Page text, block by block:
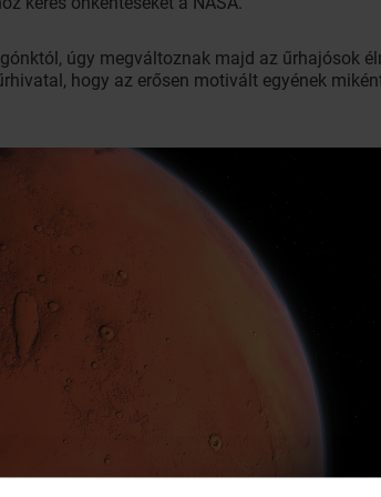
úgy megváltoznak majd az űrhajósok
hogy az erősen motivált egyének